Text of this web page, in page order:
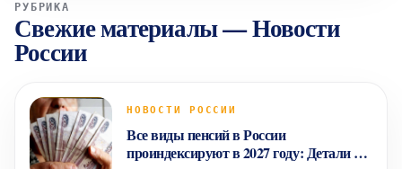
РУБРИКА
Свежие материалы—Новости
России
НОВОСТИ РОССИИ
Все виды пенсий в России
проиндексируют в 2027 году: Детали от